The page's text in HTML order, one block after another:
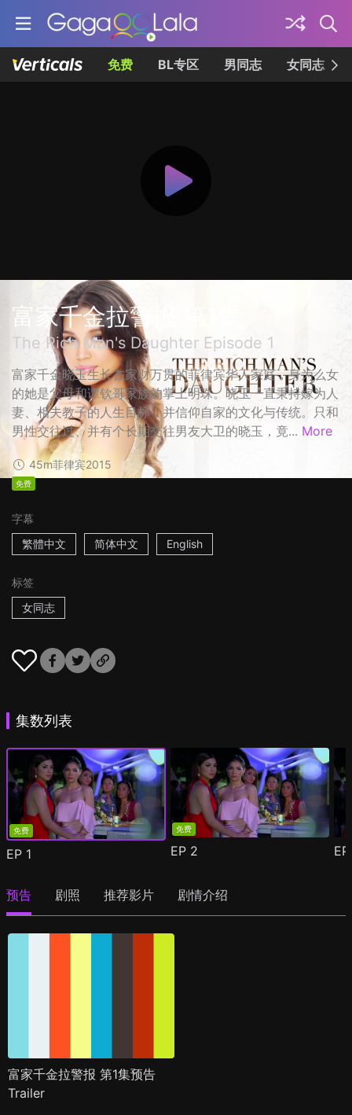
免费 BL专区 男同志 女同志
富家千金拉警报 第1集
The Rich Man's Daughter Episode 1
富家千金晓玉生长在家财万贯的菲律宾华人家庭，身为么女
的她是父母和谭钦哥家族的掌上明珠。晓玉一直秉持嫁为人
妻、相夫教子的人生目标，并信仰自家的文化与传统。只和
男性交往过、并有个长期交往男友大卫的晓玉，竟... More
45m菲律宾2015
免费
字幕
繁體中文
简体中文 English
标签
女同志
集数列表
免费
EP 1
免费
EP 2
预告 剧照 推荐影片 剧情介绍
富家千金拉警报 第1集预告
Trailer